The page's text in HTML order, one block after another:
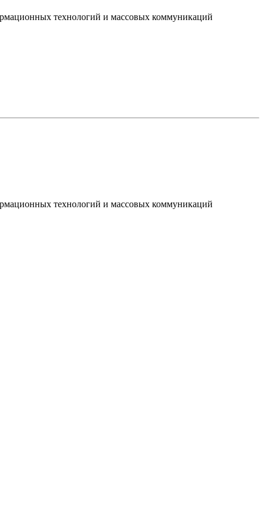
технологий и массовых коммуникаций
технологий и массовых коммуникаций